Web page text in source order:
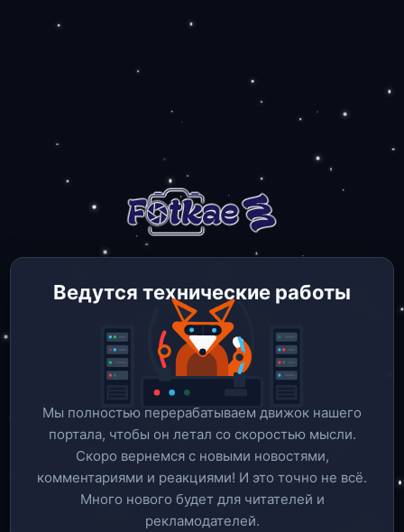
Ведутся технические работы
Мы полностью перерабатываем движок нашего
портала, чтобы он летал со скоростью мысли.
Скоро вернемся c новыми новостями,
комментариями и реакциями! И это точно не всё.
Много нового будет для читателей и
рекламодателей.